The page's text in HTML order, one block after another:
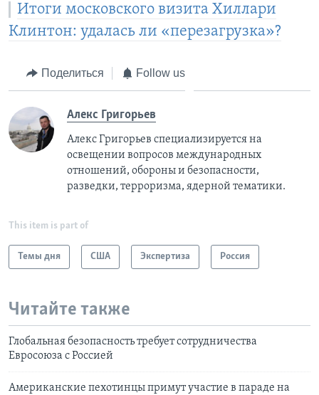
Итоги московского визита Хиллари
Клинтон: удалась ли «перезагрузка»?
Поделиться Follow us
Алекс Григорьев
Алекс Григорьев специализируется на
освещении вопросов международных
отношений, обороны и безопасности,
разведки, терроризма, ядерной тематики.
This item is part of
Темы дня США Экспертиза Россия
Читайте также
Глобальная безопасность требует сотрудничества
Евросоюза с Россией
Американские пехотинцы примут участие в параде на